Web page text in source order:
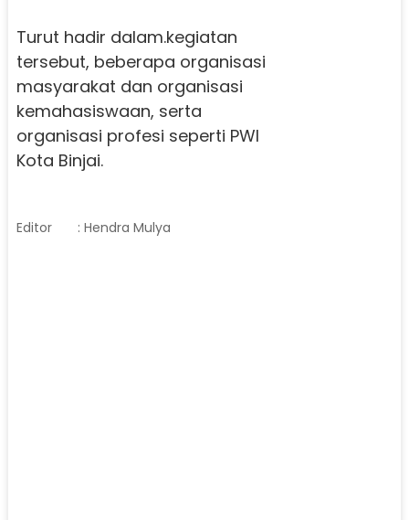
Turut hadir dalam.kegiatan
tersebut, beberapa organisasi
masyarakat dan organisasi
kemahasiswaan, serta
organisasi profesi seperti PWI
Kota Binjai.
Editor : Hendra Mulya